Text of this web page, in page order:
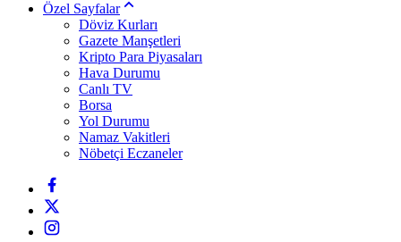
Özel Sayfalar
Döviz Kurları
Gazete Manşetleri
Kripto Para Piyasaları
Hava Durumu
Canlı TV
Borsa
Yol Durumu
Namaz Vakitleri
Nöbetçi Eczaneler